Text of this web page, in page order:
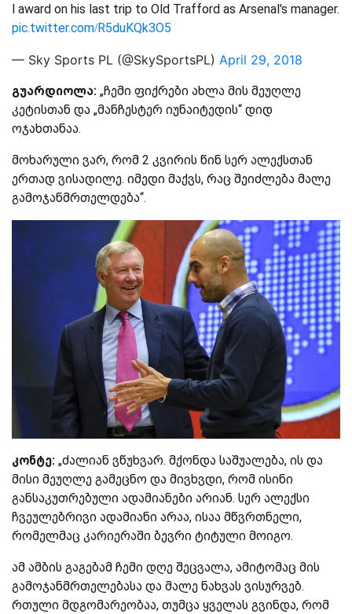
l award on his last trip to Old Trafford as Arsenal's manager.
pic.twitter.com/R5duKQk3O5
— Sky Sports PL (@SkySportsPL) April 29, 2018
გუარდიოლა: „ჩემი ფიქრები ახლა მის მეუღლე
კეტისთან და „მანჩესტერ იუნაიტედის“ დიდ
ოჯახთანაა.
მოხარული ვარ, რომ 2 კვირის წინ სერ ალექსთან
ერთად ვისადილე. იმედი მაქვს, რაც შეიძლება მალე
გამოჯანმრთელდება“.
კონტე: „ძალიან ვწუხვარ. მქონდა საშუალება, ის და
მისი მეუღლე გამეცნო და მივხვდი, რომ ისინი
განსაკუთრებული ადამიანები არიან. სერ ალექსი
ჩვეულებრივი ადამიანი არაა, ისაა მწვრთნელი,
რომელმაც კარიერაში ბევრი ტიტული მოიგო.
ამ ამბის გაგებამ ჩემი დღე შეცვალა, ამიტომაც მის
გამოჯანმრთელებასა და მალე ნახვას ვისურვებ.
რთული მდგომარეობაა, თუმცა ყველას გვინდა, რომ